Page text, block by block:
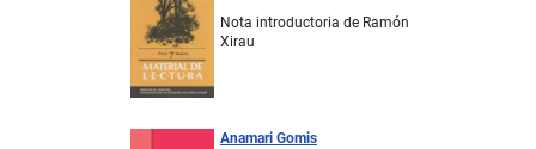
Nota introductoria de Ramón
Xirau
Anamari Gomis